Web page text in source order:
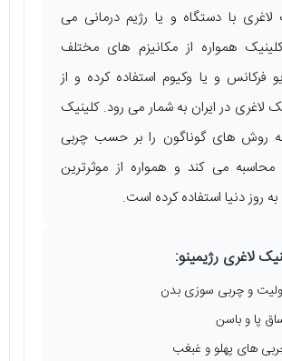
لاغری با دستگاه و یا رژیم درمانی می
همواره از مکانیزم‌ های مختلف
فرکانس و یا وکیوم استفاده کرده و از
لاغری در ایران به شمار می ‌رود. کلینیک
روش ‌های گوناگون را بر حسب چربی
می ‌کند و همواره از موثرترین
روز دنیا استفاده کرده است.
لاغری رژیمینو:
و چربی سوزی بدن
پا و باسن
های پهلو و غبغب